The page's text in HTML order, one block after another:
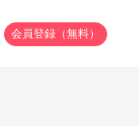
会員登録（無料）